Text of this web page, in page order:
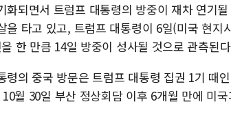
화되면서 트럼프 대통령의 방중이 재차 연기
을 타고 있고, 트럼프 대통령이 6일(미국 현
한 만큼 14일 방중이 성사될 것으로 관측된
령의 중국 방문은 트럼프 대통령 집권 1기 때
월 30일 부산 정상회담 이후 6개월 만에 미